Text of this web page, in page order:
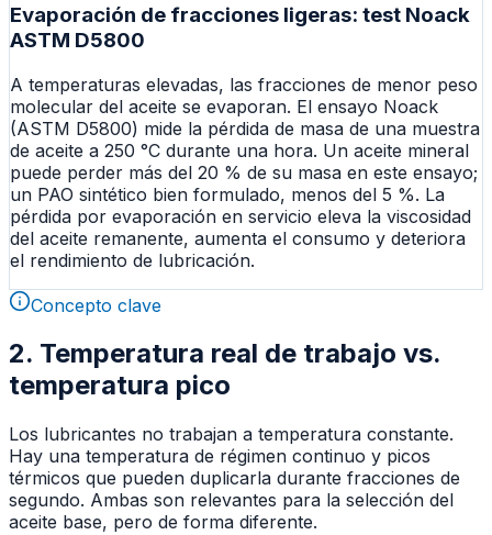
Evaporación de fracciones ligeras: test Noack
ASTM D5800
A temperaturas elevadas, las fracciones de menor peso
molecular del aceite se evaporan. El ensayo Noack
(ASTM D5800) mide la pérdida de masa de una muestra
de aceite a 250 °C durante una hora. Un aceite mineral
puede perder más del 20 % de su masa en este ensayo;
un PAO sintético bien formulado, menos del 5 %. La
pérdida por evaporación en servicio eleva la viscosidad
del aceite remanente, aumenta el consumo y deteriora
el rendimiento de lubricación.
Concepto clave
2. Temperatura real de trabajo vs.
temperatura pico
Los lubricantes no trabajan a temperatura constante.
Hay una temperatura de régimen continuo y picos
térmicos que pueden duplicarla durante fracciones de
segundo. Ambas son relevantes para la selección del
aceite base, pero de forma diferente.